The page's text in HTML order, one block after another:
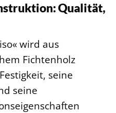
Qualität,
wird aus
Fichtenholz
seine
seine